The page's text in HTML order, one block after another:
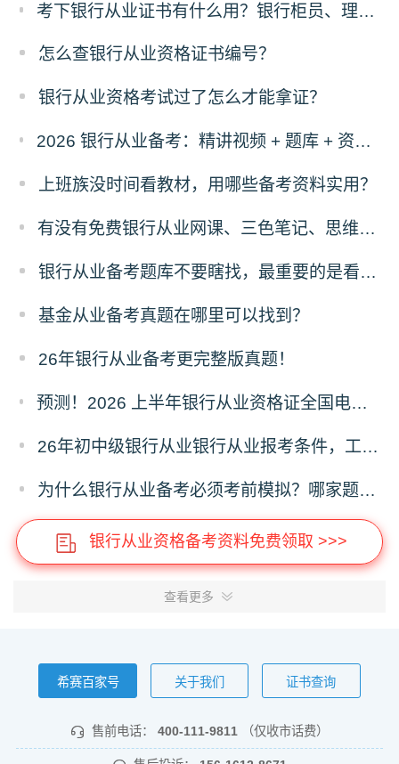
考下银行从业证书有什么用？银行柜员、理财经理、客户经理是否强制持证？
怎么查银行从业资格证书编号？
银行从业资格考试过了怎么才能拿证？
2026 银行从业备考：精讲视频 + 题库 + 资料一站式，零基础也能过
上班族没时间看教材，用哪些备考资料实用？
有没有免费银行从业网课、三色笔记、思维导图、计算公式！
银行从业备考题库不要瞎找，最重要的是看这三点！
基金从业备考真题在哪里可以找到？
26年银行从业备考更完整版真题！
预测！2026 上半年银行从业资格证全国电子证书什么时候开通下载？
26年初中级银行从业银行从业报考条件，工作年限有没有要求？
为什么银行从业备考必须考前模拟？哪家题库可机考模拟呢？
银行从业资格备考资料免费领取 >>>
查看更多
希赛百家号 关于我们 证书查询
售前电话： 400-111-9811 （仅收市话费）